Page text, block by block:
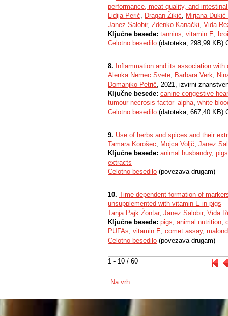
1 - 10 / 60
performance, meat quality, and
Lidija Perić, Dragan Žikić, Mirjana
Janez Salobir, Zdenko Kanački, Vida
Ključne besede: tannins, vitamin E,
Celotno besedilo (datoteka, 298,99 KB)
8. Inflammation and its association
Alenka Nemec Svete, Barbara Verk,
Domanjko-Petrič, 2021, izvirni
Ključne besede: canine congestive
tumour necrosis factor–alpha, white
Celotno besedilo (datoteka, 667,40 KB)
9. Use of herbs and spices and their
Tamara Korošec, Mojca Voljč, Janez
Ključne besede: animal husbandry, pigs
extracts
Celotno besedilo (povezava drugam)
10. Time dependent formation of
unsupplemented with vitamin E in pigs
Tanja Pajk Žontar, Janez Salobir, Vida
Ključne besede: pigs, animal nutrition,
PUFAs, vitamin E, comet assay,
Celotno besedilo (povezava drugam)
Na vrh